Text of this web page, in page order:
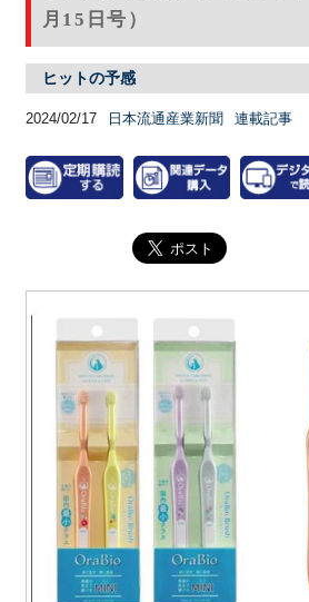
月15日号）
ヒットの予感
2024/02/17 日本流通産業新聞 連載記事